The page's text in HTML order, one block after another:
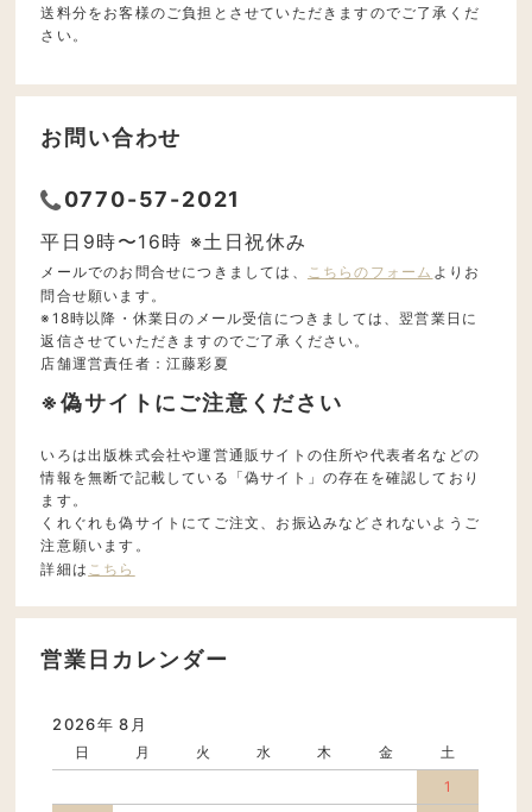
送料分をお客様のご負担とさせていただきますのでご了承くだ
さい。
お問い合わせ
0770-57-2021
平日9時〜16時 ※土日祝休み
メールでのお問合せにつきましては、 こちらのフォーム よりお
問合せ願います。
※18時以降・休業日のメール受信につきましては、翌営業日に
返信させていただきますのでご了承ください。
店舗運営責任者：江藤彩夏
※偽サイトにご注意ください
いろは出版株式会社や運営通販サイトの住所や代表者名などの
情報を無断で記載している「偽サイト」の存在を確認しており
ます。
くれぐれも偽サイトにてご注文、お振込みなどされないようご
注意願います。
詳細は こちら
営業日カレンダー
2026年 8月
日 月 火 水 木 金
土
1